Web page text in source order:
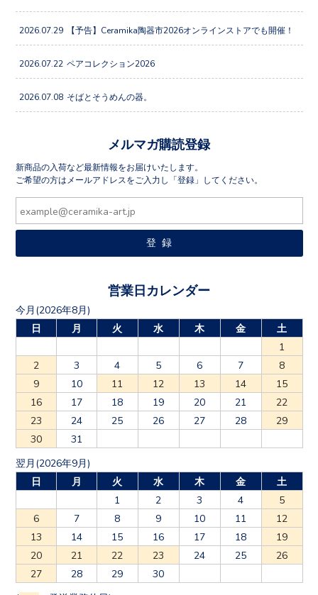
2026.07.29 【予告】Ceramika陶器市2026オンラインストアでも開催！
2026.07.22 ペアコレクション2026
2026.07.08 そばとそうめんの器。
メルマガ購読登録
新商品の入荷など最新情報をお届けいたします。
ご希望の方はメールアドレスをご入力し「登録」してください。
営業日カレンダー
今月(2026年8月)
日
月 火 水 木 金
土
1
2
3 4 5 6 7
8
9
10 11 12 13 14
15
16
17 18 19 20 21
22
23
24 25 26 27 28
29
30
31
翌月(2026年9月)
日
月 火 水 木 金
土
1
2 3 4
5
6
7 8 9 10 11
12
13
14 15 16 17 18
19
20
21 22 23 24 25
26
27
28 29 30